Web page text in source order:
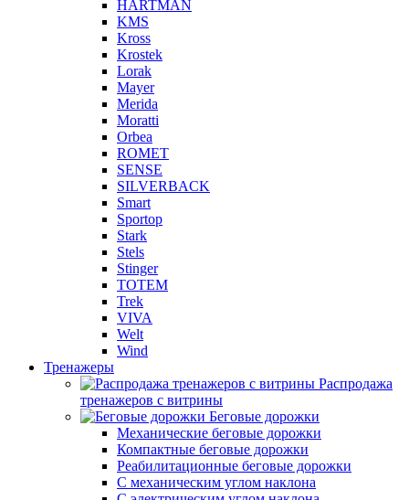
HARTMAN
KMS
Kross
Krostek
Lorak
Mayer
Merida
Moratti
Orbea
ROMET
SENSE
SILVERBACK
Smart
Sportop
Stark
Stels
Stinger
TOTEM
Trek
VIVA
Welt
Wind
Тренажеры
Распродажа
тренажеров с витрины
Беговые дорожки
Механические беговые дорожки
Компактные беговые дорожки
Реабилитационные беговые дорожки
С механическим углом наклона